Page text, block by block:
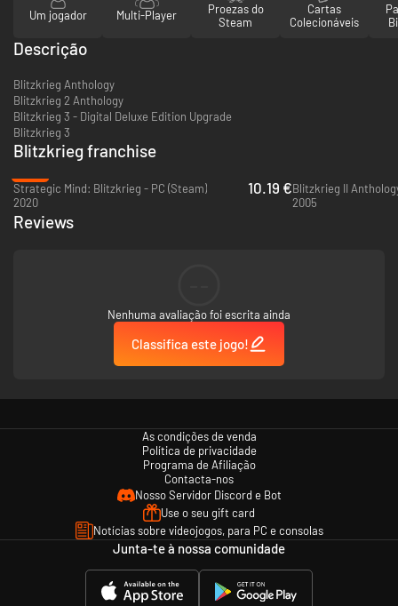
Um jogador Multi-Player
Proezas do
Steam
Cartas
Colecionáveis
Descrição
Blitzkrieg Anthology
Blitzkrieg 2 Anthology
Blitzkrieg 3 - Digital Deluxe Edition Upgrade
Blitzkrieg 3
Blitzkrieg franchise
Strategic Mind: Blitzkrieg - PC (Steam)
2020
10.19 €Blitzkrieg II
2005
Reviews
Nenhuma avaliação foi escrita ainda
Classifica este jogo!
As condições de venda
Política de privacidade
Programa de Afiliação
Contacta-nos
Nosso Servidor Discord e Bot
Use o seu gift card
Notícias sobre videojogos, para PC e consolas
Junta-te à nossa comunidade